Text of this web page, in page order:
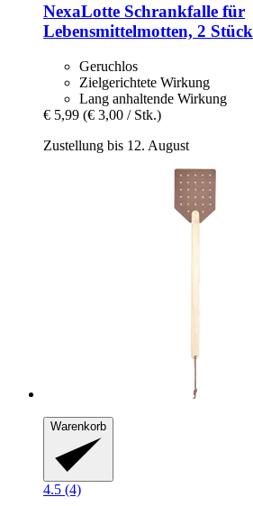
NexaLotte Schrankfalle für
Lebensmittelmotten, 2 Stück
Geruchlos
Zielgerichtete Wirkung
Lang anhaltende Wirkung
€ 5,99 (€ 3,00 / Stk.)
Zustellung bis 12. August
Warenkorb
4.5 (4)